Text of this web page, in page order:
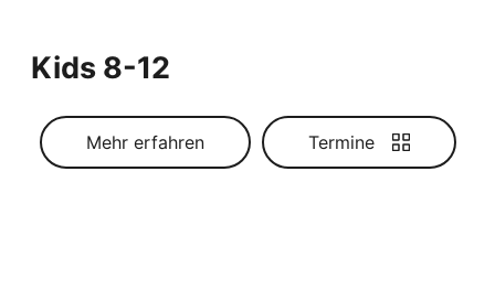
Kids 8-12
Mehr erfahren Termine